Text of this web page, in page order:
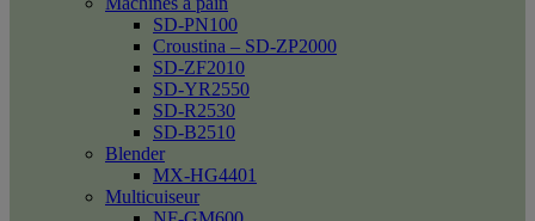
SD-PN100
Croustina – SD-ZP2000
SD-ZF2010
SD-YR2550
SD-R2530
SD-B2510
Blender
MX-HG4401
Multicuiseur